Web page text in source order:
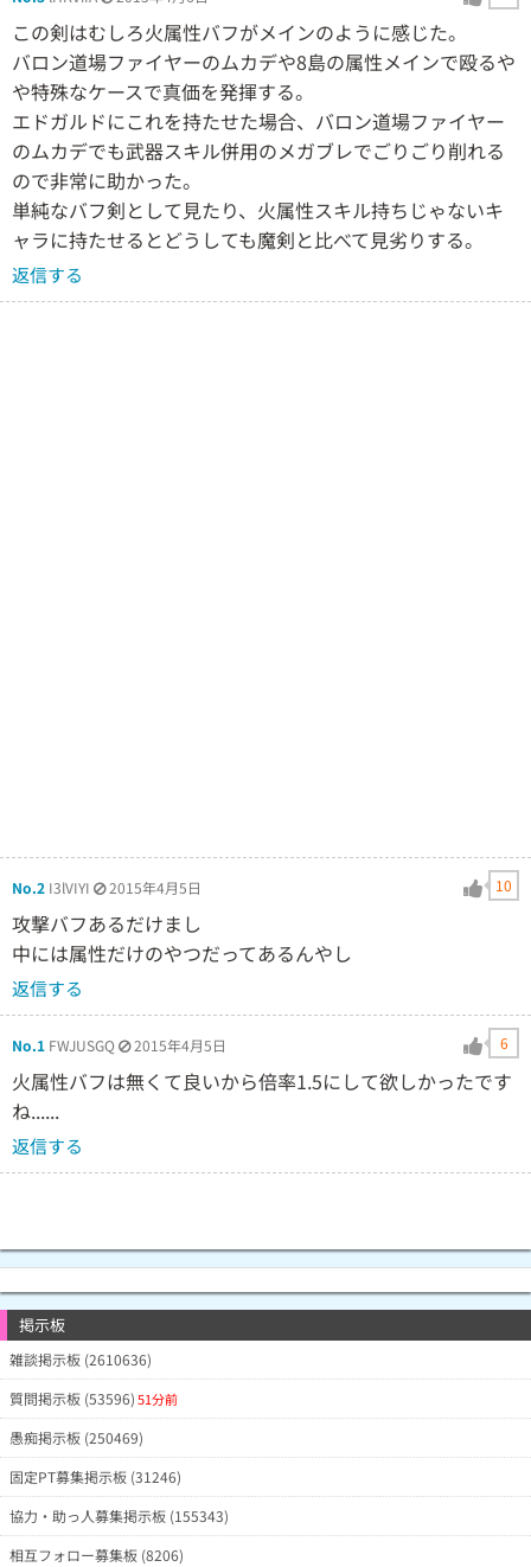
この剣はむしろ火属性バフがメインのように感じた。
バロン道場ファイヤーのムカデや8島の属性メインで殴るや
や特殊なケースで真価を発揮する。
エドガルドにこれを持たせた場合、バロン道場ファイヤー
のムカデでも武器スキル併用のメガブレでごりごり削れる
ので非常に助かった。
単純なバフ剣として見たり、火属性スキル持ちじゃないキ
ャラに持たせるとどうしても魔剣と比べて見劣りする。
返信する
No.2 I3lVIYI 2015年4月5日 10
攻撃バフあるだけまし
中には属性だけのやつだってあるんやし
返信する
No.1 FWJUSGQ 2015年4月5日 6
火属性バフは無くて良いから倍率1.5にして欲しかったです
ね......
返信する
掲示板
雑談掲示板 (2610636)
質問掲示板 (53596)51分前
愚痴掲示板 (250469)
固定PT募集掲示板 (31246)
協力・助っ人募集掲示板 (155343)
相互フォロー募集板 (8206)